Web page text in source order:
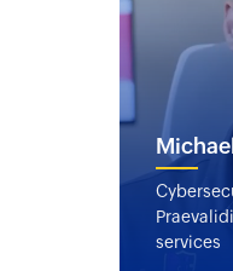
services